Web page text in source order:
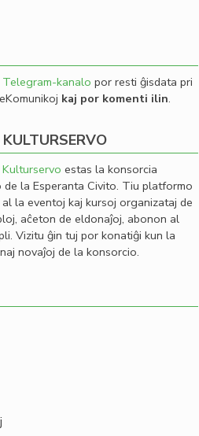
Telegram-kanalo por resti ĝisdata pri
kaj por komenti ilin.
estas la konsorcia
de la Esperanta Civito. Tiu platformo
la eventoj kaj kursoj organizataj de
aĉeton de eldonaĵoj, abonon al
Vizitu ĝin tuj por konatiĝi kun la
novaĵoj de la konsorcio.